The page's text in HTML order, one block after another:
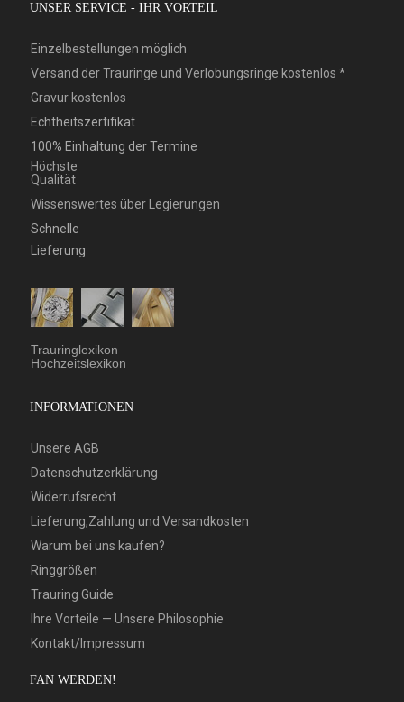
UNSER SERVICE - IHR VORTEIL
Einzelbestellungen möglich
Versand der Trauringe und Verlobungsringe kostenlos *
Gravur kostenlos
Echtheitszertifikat
100% Einhaltung der Termine
Höchste
Qualität
Wissenswertes über Legierungen
Schnelle
Lieferung
Trauringlexikon
Hochzeitslexikon
INFORMATIONEN
Unsere AGB
Datenschutzerklärung
Widerrufsrecht
Lieferung,Zahlung und Versandkosten
Warum bei uns kaufen?
Ringgrößen
Trauring Guide
Ihre Vorteile — Unsere Philosophie
Kontakt/Impressum
FAN WERDEN!